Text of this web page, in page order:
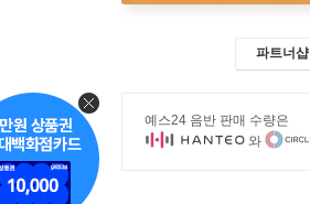
파트너샵
예스24 음반 판매 수량은
와